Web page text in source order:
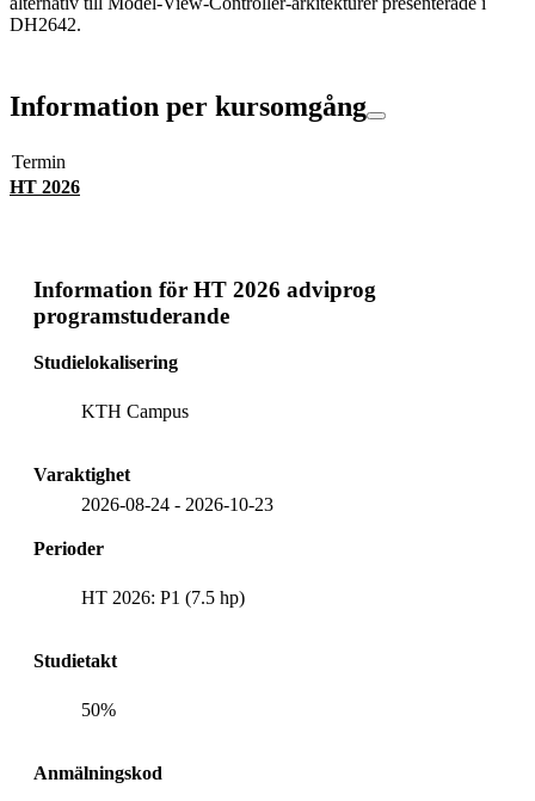
DH2642.
Information per kursomgång
Termin
HT 2026
Information för HT 2026 adviprog
programstuderande
Studielokalisering
KTH Campus
Varaktighet
2026-08-24 - 2026-10-23
Perioder
HT 2026: P1 (7.5 hp)
Studietakt
50%
Anmälningskod